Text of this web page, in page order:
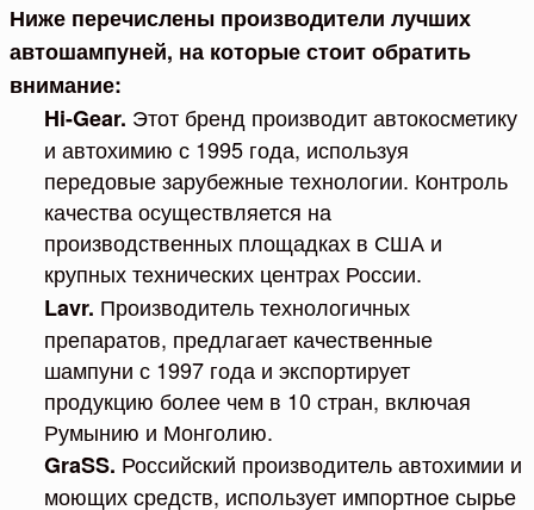
Ниже перечислены производители лучших
автошампуней, на которые стоит обратить
внимание:
Hi-Gear. Этот бренд производит автокосметику
и автохимию с 1995 года, используя
передовые зарубежные технологии. Контроль
качества осуществляется на
производственных площадках в США и
крупных технических центрах России.
Lavr. Производитель технологичных
препаратов, предлагает качественные
шампуни с 1997 года и экспортирует
продукцию более чем в 10 стран, включая
Румынию и Монголию.
GraSS. Российский производитель автохимии и
моющих средств, использует импортное сырье